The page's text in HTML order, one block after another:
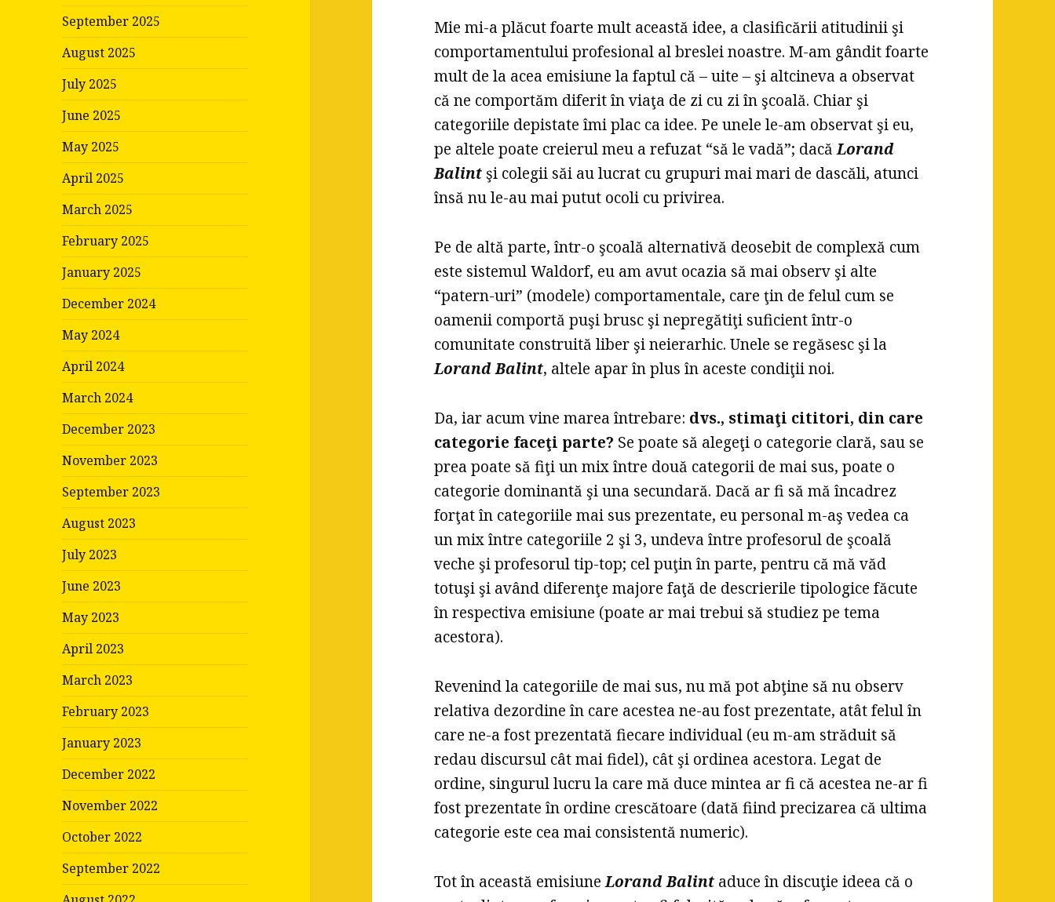
September 2025
August 2025
July 2025
June 2025
May 2025
April 2025
March 2025
February 2025
January 2025
December 2024
May 2024
April 2024
March 2024
December 2023
November 2023
September 2023
August 2023
July 2023
June 2023
May 2023
April 2023
March 2023
February 2023
January 2023
December 2022
November 2022
October 2022
September 2022
Mie mi-a plăcut foarte mult această idee, a clasificării atitudinii şi
comportamentului profesional al breslei noastre. M-am gândit foarte
mult de la acea emisiune la faptul că – uite – şi altcineva a observat
că ne comportăm diferit în viaţa de zi cu zi în şcoală. Chiar şi
categoriile depistate îmi plac ca idee. Pe unele le-am observat şi eu,
pe altele poate creierul meu a refuzat “să le vadă”; dacăLorand
Balint şi colegii săi au lucrat cu grupuri mai mari de dascăli, atunci
însă nu le-au mai putut ocoli cu privirea.
Pe de altă parte, într-o şcoală alternativă deosebit de complexă cum
este sistemul Waldorf, eu am avut ocazia să mai observ şi alte
“patern-uri” (modele) comportamentale, care ţin de felul cum se
oamenii comportă puşi brusc şi nepregătiţi suficient într-o
comunitate construită liber şi neierarhic. Unele se regăsesc şi la
Lorand Balint, altele apar în plus în aceste condiţii noi.
Da, iar acum vine marea întrebare: dvs., stimaţi cititori, din care
categorie faceţi parte? Se poate să alegeţi o categorie clară, sau se
prea poate să fiţi un mix între două categorii de mai sus, poate o
categorie dominantă şi una secundară. Dacă ar fi să mă încadrez
forţat în categoriile mai sus prezentate, eu personal m-aş vedea ca
un mix între categoriile 2 şi 3, undeva între profesorul de şcoală
veche şi profesorul tip-top; cel puţin în parte, pentru că mă văd
totuşi şi având diferenţe majore faţă de descrierile tipologice făcute
în respectiva emisiune (poate ar mai trebui să studiez pe tema
acestora).
Revenind la categoriile de mai sus, nu mă pot abţine să nu observ
relativa dezordine în care acestea ne-au fost prezentate, atât felul în
care ne-a fost prezentată fiecare individual (eu m-am străduit să
redau discursul cât mai fidel), cât şi ordinea acestora. Legat de
ordine, singurul lucru la care mă duce mintea ar fi că acestea ne-ar fi
fost prezentate în ordine crescătoare (dată fiind precizarea că ultima
categorie este cea mai consistentă numeric).
Tot în această emisiuneLorand Balint aduce în discuţie ideea că o